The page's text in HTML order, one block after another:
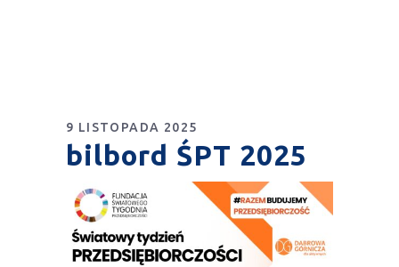
9 LISTOPADA 2025
bilbord ŚPT 2025